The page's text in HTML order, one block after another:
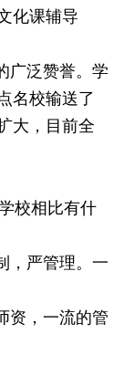
化课辅导
广泛赞誉。学
名校输送了
大，目前全
校相比有什
，严管理。一
资，一流的管